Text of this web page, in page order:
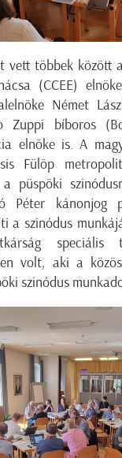
vett többek között
(CCEE)
Német
Zuppi bíboros
elnöke is. A
Fülöp
püspöki
Péter kánonjog
a szinódus
speciális
volt, aki a
szinódus